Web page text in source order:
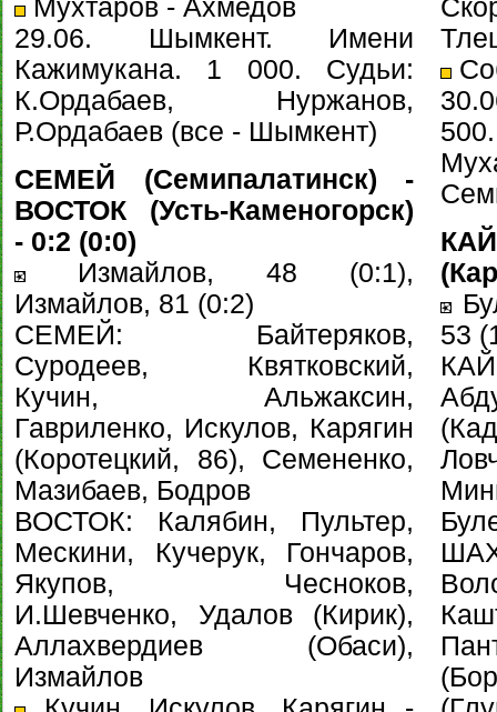
Мухтаров - Ахмедов
29.06. Шымкент. Имени
Кажимукана. 1 000. Судьи:
К.Ордабаев, Нуржанов,
Р.Ордабаев (все - Шымкент)
СЕМЕЙ (Семипалатинск) -
ВОСТОК (Усть-Каменогорск)
- 0:2 (0:0)
Измайлов, 48 (0:1),
Измайлов, 81 (0:2)
СЕМЕЙ: Байтеряков,
Суродеев, Квятковский,
Кучин, Альжаксин,
Гавриленко, Искулов, Карягин
(Коротецкий, 86), Семененко,
Мазибаев, Бодров
ВОСТОК: Калябин, Пультер,
Мескини, Кучерук, Гончаров,
Якупов, Чесноков,
И.Шевченко, Удалов (Кирик),
Аллахвердиев (Обаси),
Измайлов
53